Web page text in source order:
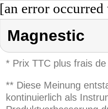
[an error
Magnestic
* Prix TTC plus frais
** Diese Meinung
kontinuierlich als